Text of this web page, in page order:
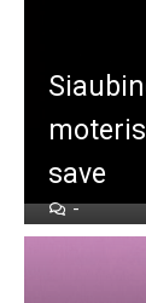
sa­ve
-